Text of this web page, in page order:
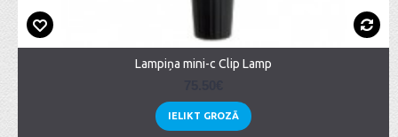
Lampiņa mini-c Clip Lamp
IELIKT GROZĀ